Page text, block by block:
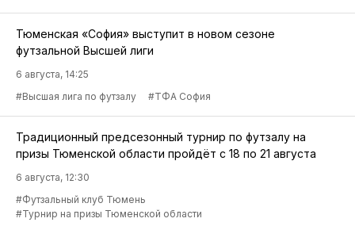
Тюменская «София» выступит в новом сезоне
футзальной Высшей лиги
6 августа, 14:25
#Высшая лига по футзалу
#ТФА София
Традиционный предсезонный турнир по футзалу на
призы Тюменской области пройдёт с 18 по 21 августа
6 августа, 12:30
#Футзальный клуб Тюмень
#Турнир на призы Тюменской области